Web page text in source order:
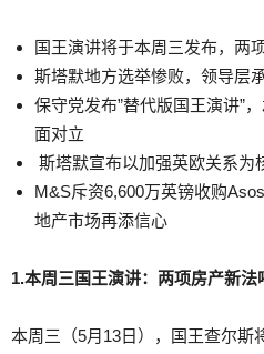
国王演讲将于本周三发布，两
斯塔默地方选举惨败，领导层
保守党发布”替代版国王演讲”
面对立
斯塔默宣布以加强英欧关系为
M&S斥资6,600万英镑收购
地产市场再添信心
1.本周三国王演讲：两项房产新法
本周三（5月13日），国王查尔斯